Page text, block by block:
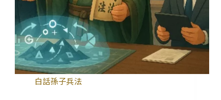
白話孫子兵法